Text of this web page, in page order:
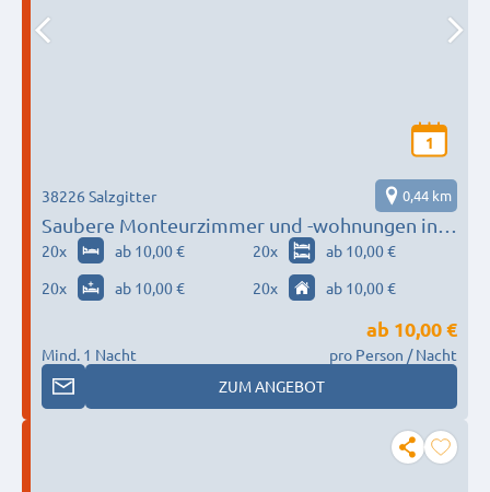
1
Saubere Monteurzimmer und -wohnungen in
Salzgitter
38226 Salzgitter 0,44 km
20x ab 10,00 € 20x
ab 10,00 €
20x ab 10,00 € 20x ab 10,00 €
Mind. 1 Nacht
ab 10,00 €
pro Person / Nacht
ZUM ANGEBOT